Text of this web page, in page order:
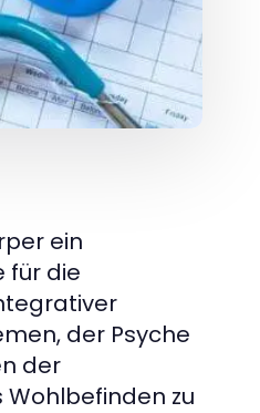
ein
für die
der Psyche
der
zu